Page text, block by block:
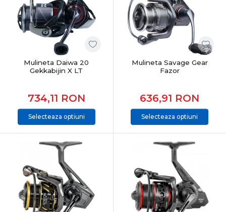
lacuri și bălți
râuri cu curent
canale și acumulări
pescuit de pe mal sau din barcă
Alegerea corectă a nălucii și monturii permite adaptare
Răpitori în oferta PRO ANGLER
Categoria Răpitori din PRO ANGLER este structurată
pentru pescarii care caută performanță reală, control și
pentru pescuit recreativ și avansat, acoperind toate
tehnicile moderne de spinning.
CONCLUZIE
Pescuitul la răpitori înseamnă mișcare, precizie și
reacție. Alegerea echipamentelor potrivite îți oferă
Mulineta Daiwa 20
Gekkabijin X LT
734,11 RON
Selecteaza optiuni
Mulineta Savage Gear
Fazor
636,91 RON
Selecteaza optiuni